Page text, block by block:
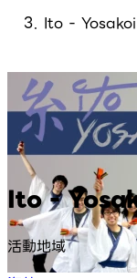
Ito -
Ito -
活動地域